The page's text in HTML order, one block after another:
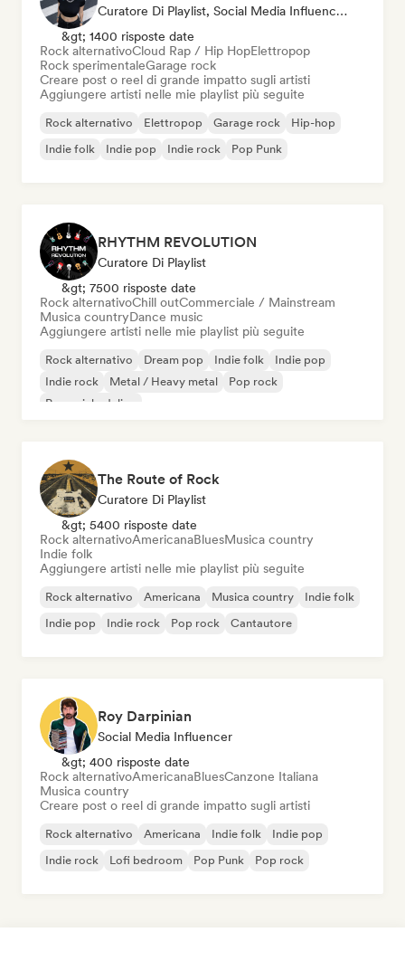
Curatore Di Playlist, Social Media Influencer
&gt; 1400 risposte date
Rock alternativoCloud Rap / Hip HopElettropop
Rock sperimentaleGarage rock
Creare post o reel di grande impatto sugli artisti
Aggiungere artisti nelle mie playlist più seguite
Rock alternativo Elettropop Garage rock
Hip-hop
Indie folk
Indie pop Indie rock Pop Punk
RHYTHM REVOLUTION
Curatore Di Playlist
&gt; 7500 risposte date
Rock alternativoChill outCommerciale / Mainstream
Musica countryDance music
Aggiungere artisti nelle mie playlist più seguite
Rock alternativo Dream pop Indie folk
Indie pop
Indie rock
Metal / Heavy metal
Pop rock
Pop psichedelico
The Route of Rock
Curatore Di Playlist
&gt; 5400 risposte date
Rock alternativoAmericanaBluesMusica country
Indie folk
Aggiungere artisti nelle mie playlist più seguite
Rock alternativo Americana Musica country
Indie folk
Indie pop
Indie rock Pop rock Cantautore
Roy Darpinian
Social Media Influencer
&gt; 400 risposte date
Rock alternativoAmericanaBluesCanzone Italiana
Musica country
Creare post o reel di grande impatto sugli artisti
Rock alternativo Americana Indie folk
Indie pop
Indie rock
Lofi bedroom Pop Punk Pop rock